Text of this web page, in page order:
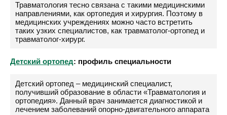
Травматология тесно связана с такими медицинскими
направлениями, как ортопедия и хирургия. Поэтому в
медицинских учреждениях можно часто встретить
таких узких специалистов, как травматолог-ортопед и
травматолог-хирург.
Детский ортопед: профиль специальности
Детский ортопед – медицинский специалист,
получивший образование в области «Травматология и
ортопедия». Данный врач занимается диагностикой и
лечением заболеваний опорно-двигательного аппарата